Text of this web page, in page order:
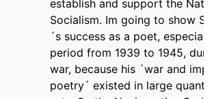
establish and support the
Socialism. Im going to show
´s success as a poet,
period from 1939 to 1945,
war, because his ´war and
poetry´ existed in large